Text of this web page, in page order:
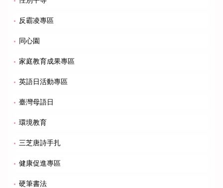
反霸凌專區
同心園
家庭教育成果專區
英語日活動專區
臺灣母語日
環境教育
三芝唐詩手扎
健康促進專區
硬筆書法